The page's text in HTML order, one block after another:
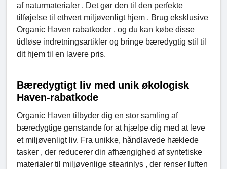
af naturmaterialer . Det gør den til den perfekte
tilføjelse til ethvert miljøvenligt hjem . Brug eksklusive
Organic Haven rabatkoder , og du kan købe disse
tidløse indretningsartikler og bringe bæredygtig stil til
dit hjem til en lavere pris.
Bæredygtigt liv med unik økologisk
Haven-rabatkode
Organic Haven tilbyder dig en stor samling af
bæredygtige genstande for at hjælpe dig med at leve
et miljøvenligt liv. Fra unikke, håndlavede hæklede
tasker , der reducerer din afhængighed af syntetiske
materialer til miljøvenlige stearinlys , der renser luften